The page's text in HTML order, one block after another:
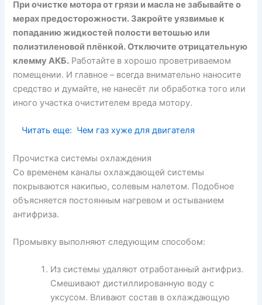
При очистке мотора от грязи и масла не забывайте о
мерах предосторожности. Закройте уязвимые к
попаданию жидкостей полости ветошью или
полиэтиленовой плёнкой. Отключите отрицательную
клемму АКБ. Работайте в хорошо проветриваемом
помещении. И главное – всегда внимательно наносите
средство и думайте, не нанесёт ли обработка того или
иного участка очистителем вреда мотору.
Читать еще: Чем газ хуже для двигателя
Прочистка системы охлаждения
Со временем каналы охлаждающей системы
покрываются накипью, солевым налетом. Подобное
объясняется постоянным нагревом и остыванием
антифриза.
Промывку выполняют следующим способом:
Из системы удаляют отработанный антифриз.
Смешивают дистиллированную воду с
уксусом. Вливают состав в охлаждающую